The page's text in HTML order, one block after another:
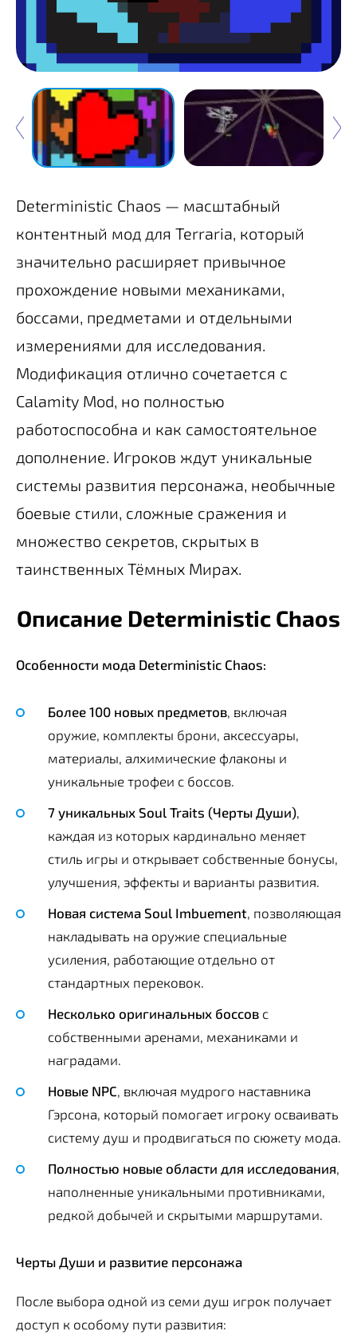
Deterministic Chaos — масштабный
контентный мод для Terraria, который
значительно расширяет привычное
прохождение новыми механиками,
боссами, предметами и отдельными
измерениями для исследования.
Модификация отлично сочетается с
Calamity Mod, но полностью
работоспособна и как самостоятельное
дополнение. Игроков ждут уникальные
системы развития персонажа, необычные
боевые стили, сложные сражения и
множество секретов, скрытых в
таинственных Тёмных Мирах.
Описание Deterministic Chaos
Особенности мода Deterministic Chaos:
Более 100 новых предметов , включая
оружие, комплекты брони, аксессуары,
материалы, алхимические флаконы и
уникальные трофеи с боссов.
7 уникальных Soul Traits (Черты Души)
каждая из которых кардинально меняет
стиль игры и открывает собственные бонусы,
улучшения, эффекты и варианты развития.
Новая система Soul Imbuement , позволяющая
накладывать на оружие специальные
усиления, работающие отдельно от
стандартных перековок.
Несколько оригинальных боссов с
собственными аренами, механиками и
наградами.
Новые NPC , включая мудрого наставника
Гэрсона, который помогает игроку осваивать
систему душ и продвигаться по сюжету мода.
Полностью новые области для исследования
наполненные уникальными противниками,
редкой добычей и скрытыми маршрутами.
Черты Души и развитие персонажа
После выбора одной из семи душ игрок получает
доступ к особому пути развития: